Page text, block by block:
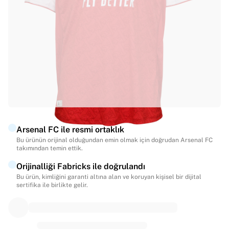
Öne çıkanlar
Öne çıkan takımlar
Amerika Birleşik Devletleri
Paris Saint-Germain
FC Bayern München
Tüm Takımları Görüntüle
2026 Dünya Şampiyonası
Premier League
Arsenal FC ile resmi ortaklık
Bu ürünün orijinal olduğundan emin olmak için doğrudan Arsenal FC
takımından temin ettik.
Orijinalliği Fabricks ile doğrulandı
Bu ürün, kimliğini garanti altına alan ve koruyan kişisel bir dijital
sertifika ile birlikte gelir.